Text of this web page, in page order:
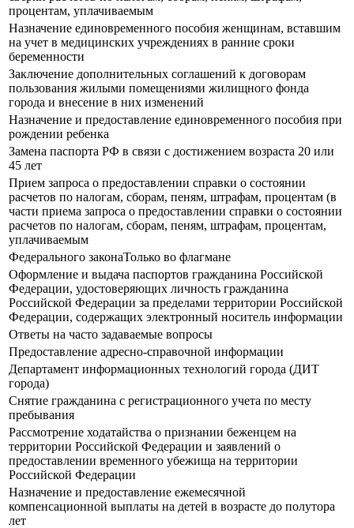
процентам, уплачиваемым
Назначение единовременного пособия женщинам, вставшим
на учет в медицинских учреждениях в ранние сроки
беременности
Заключение дополнительных соглашений к договорам
пользования жилыми помещениями жилищного фонда
города и внесение в них изменений
Назначение и предоставление единовременного пособия при
рождении ребенка
Замена паспорта РФ в связи с достижением возраста 20 или
45 лет
Прием запроса о предоставлении справки о состоянии
расчетов по налогам, сборам, пеням, штрафам, процентам (в
части приема запроса о предоставлении справки о состоянии
расчетов по налогам, сборам, пеням, штрафам, процентам,
уплачиваемым
Федерального законаТолько во флагмане
Оформление и выдача паспортов гражданина Российской
Федерации, удостоверяющих личность гражданина
Российской Федерации за пределами территории Российской
Федерации, содержащих электронный носитель информации
Ответы на часто задаваемые вопросы
Предоставление адресно-справочной информации
Департамент информационных технологий города (ДИТ
города)
Снятие гражданина с регистрационного учета по месту
пребывания
Рассмотрение ходатайства о признании беженцем на
территории Российской Федерации и заявлений о
предоставлении временного убежища на территории
Российской Федерации
Назначение и предоставление ежемесячной
компенсационной выплаты на детей в возрасте до полутора
лет